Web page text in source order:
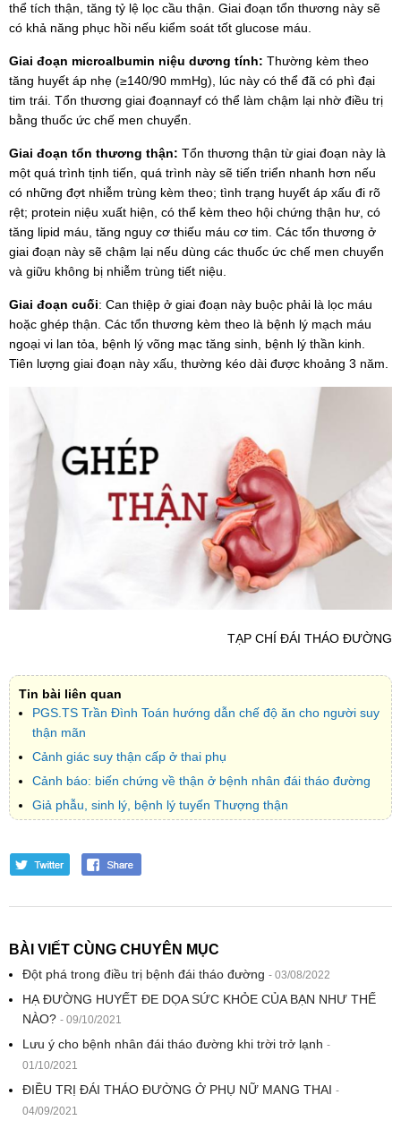
thể tích thận, tăng tỷ lệ lọc cầu thận. Giai đoạn tổn thương này sẽ
có khả năng phục hồi nếu kiểm soát tốt glucose máu.
Giai đoạn microalbumin niệu dương tính: Thường kèm theo
tăng huyết áp nhẹ (≥140/90 mmHg), lúc này có thể đã có phì đại
tim trái. Tổn thương giai đoạnnayf có thể làm chậm lại nhờ điều trị
bằng thuốc ức chế men chuyển.
Giai đoạn tổn thương thận: Tổn thương thận từ giai đoạn này là
một quá trình tịnh tiến, quá trình này sẽ tiến triển nhanh hơn nếu
có những đợt nhiễm trùng kèm theo; tình trạng huyết áp xấu đi rõ
rệt; protein niệu xuất hiện, có thể kèm theo hội chứng thận hư, có
tăng lipid máu, tăng nguy cơ thiếu máu cơ tim. Các tổn thương ở
giai đoạn này sẽ chậm lại nếu dùng các thuốc ức chế men chuyển
và giữu không bị nhiễm trùng tiết niệu.
Giai đoạn cuối: Can thiệp ở giai đoạn này buộc phải là lọc máu
hoặc ghép thận. Các tổn thương kèm theo là bệnh lý mạch máu
ngoại vi lan tỏa, bệnh lý võng mạc tăng sinh, bệnh lý thần kinh.
Tiên lượng giai đoạn này xấu, thường kéo dài được khoảng 3 năm.
TẠP CHÍ ĐÁI THÁO ĐƯỜNG
Tin bài liên quan
PGS.TS Trần Đình Toán hướng dẫn chế độ ăn cho người suy
thận mãn
Cảnh giác suy thận cấp ở thai phụ
Cảnh báo: biến chứng về thận ở bệnh nhân đái tháo đường
Giả phẫu, sinh lý, bệnh lý tuyến Thượng thận
BÀI VIẾT CÙNG CHUYÊN MỤC
Ðột phá trong điều trị bệnh đái tháo đường - 03/08/2022
HẠ ĐƯỜNG HUYẾT ĐE DỌA SỨC KHỎE CỦA BẠN NHƯ THẾ
NÀO? - 09/10/2021
Lưu ý cho bệnh nhân đái tháo đường khi trời trở lạnh -
01/10/2021
ĐIỀU TRỊ ĐÁI THÁO ĐƯỜNG Ở PHỤ NỮ MANG THAI -
04/09/2021